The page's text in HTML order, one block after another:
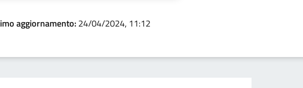
aggiornamento:24/04/2024, 11:12